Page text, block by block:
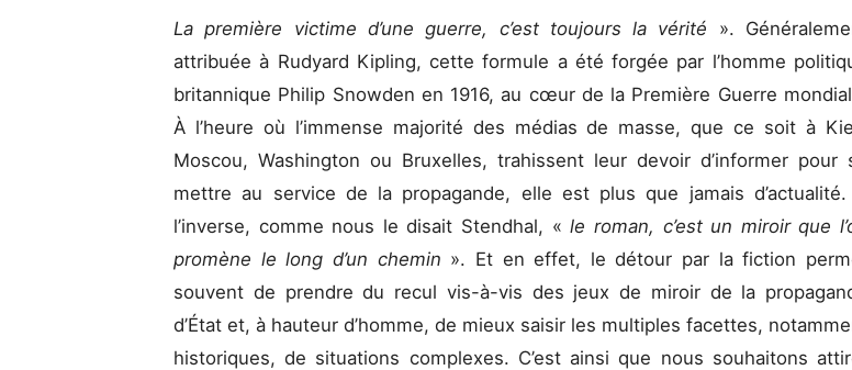
La première victime d’une guerre, c’est toujours la vérité ».
attribuée à Rudyard Kipling, cette formule a été forgée par l’homme
britannique Philip Snowden en 1916, au cœur de la Première Guerre
À l’heure où l’immense majorité des médias de masse, que ce soit à
Moscou, Washington ou Bruxelles, trahissent leur devoir d’informer pour
mettre au service de la propagande, elle est plus que jamais
l’inverse, comme nous le disait Stendhal, «le roman, c’est un miroir que
promène le long d’un chemin ». Et en effet, le détour par la fiction
souvent de prendre du recul vis-à-vis des jeux de miroir de la
d’État et, à hauteur d’homme, de mieux saisir les multiples facettes,
historiques, de situations complexes. C’est ainsi que nous souhaitons